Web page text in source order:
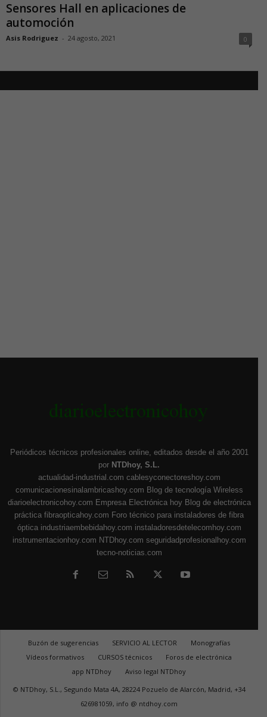
Sensores Hall en aplicaciones de
automoción
Asis Rodriguez - 24 agosto, 2021 0
Periódicos técnicos profesionales online, editados desde el año 2001
por NTDhoy, S.L.
actualidad-industrial.com cablesyconectoreshoy.com
comunicacionesinalambricashoy.com Blog de tecnología Wireless
diarioelectronicohoy.com Empresa Electrónica hoy Blog de electrónica
práctica fibraopticahoy.com Foro técnico para instaladores de fibra
óptica industriaembebidahoy.com instaladoresdetelecomhoy.com
instrumentacionhoy.com NTDhoy.com seguridadprofesionalhoy.com
tecno-noticias.com
Buzón de sugerencias SERVICIO AL LECTOR
Monografías
Vídeos formativos
CURSOS técnicos
Foros de electrónica
app NTDhoy
Aviso legal NTDhoy
© NTDhoy, S.L., Segundo Mata 4A, 28224 Pozuelo de Alarcón, Madrid, +34
626981059, info @ ntdhoy.com